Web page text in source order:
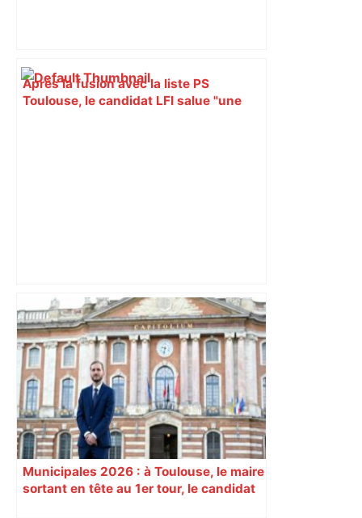
Après la fusion avec la liste PS
Toulouse, le candidat LFI salue "une
"C’est l’une des plus fortes
fréquentations du circuit" : Toulouse
est-elle la capitale du poker amateur –
ladepeche.fr
Municipales 2026 : à Toulouse, le maire
sortant en tête au 1er tour, le candidat